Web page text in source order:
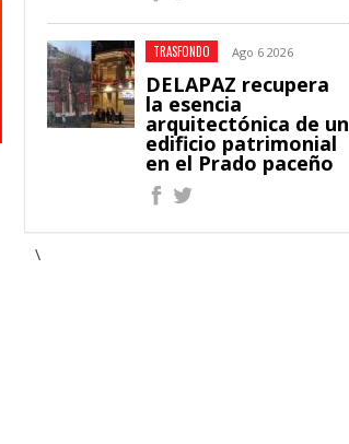
TRASFONDO Ago 6 2026
DELAPAZ recupera
la esencia
arquitectónica de un
edificio patrimonial
en el Prado paceño
\